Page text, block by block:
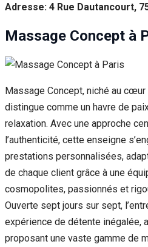
Adresse: 4 Rue Dautancourt,
Massage Concept à
Massage Concept, niché au
distingue comme un havre de
relaxation. Avec une approche
l’authenticité, cette enseigne
prestations personnalisées,
de chaque client grâce à une
cosmopolites, passionnés et
Ouverte sept jours sur sept,
expérience de détente inégalée,
proposant une vaste gamme de